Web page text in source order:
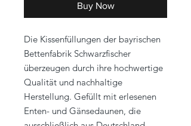
Buy Now
Die Kissenfüllungen der bayrischen
Bettenfabrik Schwarzfischer
überzeugen durch ihre hochwertige
Qualität und nachhaltige
Herstellung. Gefüllt mit erlesenen
Enten- und Gänsedaunen, die